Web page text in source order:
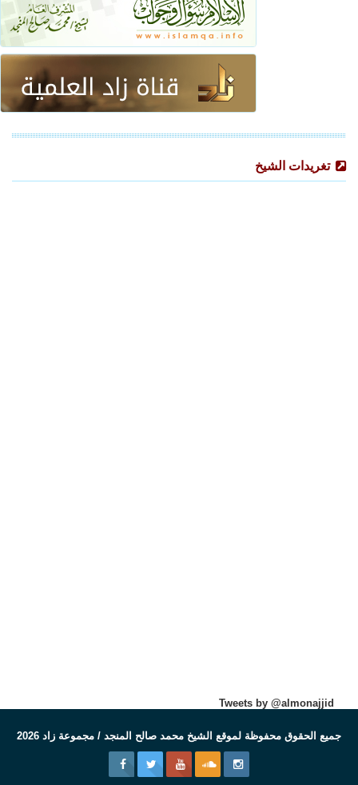
تغريدات الشيخ
Tweets by @almonajjid
جميع الحقوق محفوظة لموقع الشيخ محمد صالح المنجد / مجموعة زاد 2026